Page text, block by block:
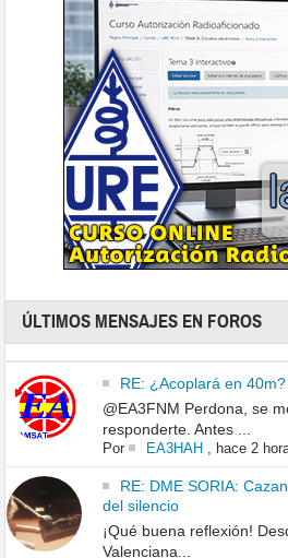
ÚLTIMOS MENSAJES EN FOROS
RE: ¿Acoplará en 40m?
@EA3FNM Perdona, se
responderte. Antes ...
Por EA3HAH, hace 2
RE: DME SORIA:
del silencio
¡Qué buena reflexión!
Valenciana...